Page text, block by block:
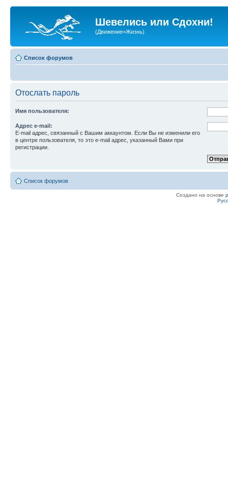
Шевелись или Сдохни!
(Движение=Жизнь)
Список форумов
Отослать пароль
Имя пользователя:
Адрес e-mail:
E-mail адрес, связанный с Вашим аккаунтом. Если Вы не изменили его
в центре пользователя, то это e-mail адрес, указанный Вами при
регистрации.
Список форумов
Создано на основе